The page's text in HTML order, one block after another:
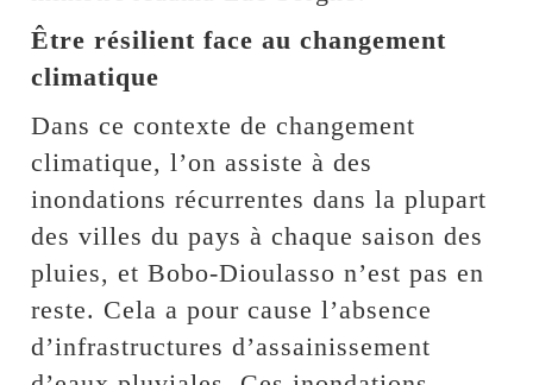
Être résilient face au changement
climatique
Dans ce contexte de changement
climatique, l’on assiste à des
inondations récurrentes dans la plupart
des villes du pays à chaque saison des
pluies, et Bobo-Dioulasso n’est pas en
reste. Cela a pour cause l’absence
d’infrastructures d’assainissement